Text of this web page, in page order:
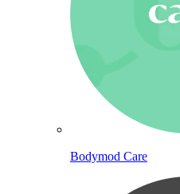
Bodymod Care